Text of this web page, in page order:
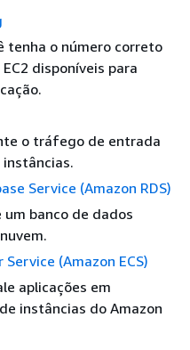
tenha o número correto
disponíveis para
o tráfego de entrada
Service (Amazon RDS)
um banco de dados
(Amazon ECS)
aplicações em
instâncias do Amazon